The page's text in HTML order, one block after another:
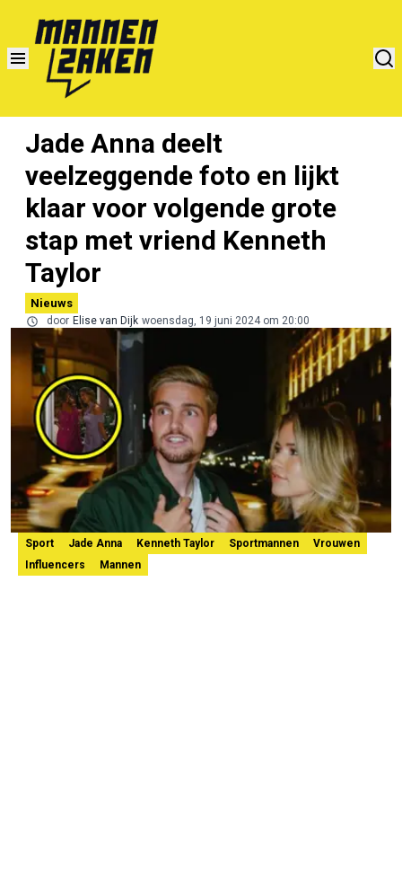
Jade Anna deelt
veelzeggende foto en lijkt
klaar voor volgende grote
stap met vriend Kenneth
Taylor
Nieuws
door Elise van Dijk woensdag, 19 juni 2024 om 20:00
Sport Jade Anna Kenneth Taylor Sportmannen
Vrouwen
Influencers
Mannen